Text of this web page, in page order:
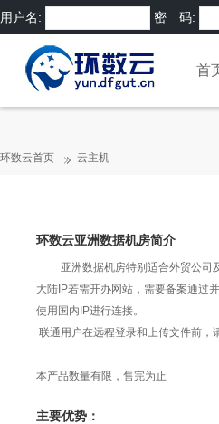
用户名: 密 码:
首
环数云首页 云主机
环数云亚洲数据机房简介
亚洲数据机房特别适合外贸公司及
大陆IP若需开办网站，需要备案通过
使用国内IP进行连接。
联通用户在远程登录和上传文件前，
本产品数量有限，售完为止
主要优势：